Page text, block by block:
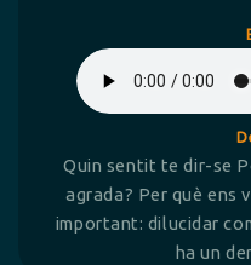
Quin sentit te dir-se
agrada? Per què ens
important: dilucidar
ha un